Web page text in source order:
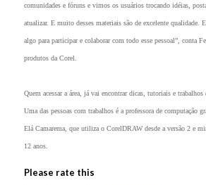
comunidades e fóruns e vimos os usuários trocando idéias,
atualizar. E muito desses materiais são de excelente qualidade.
algo para participar e colaborar com todo esse pessoal”, conta
produtos da Corel.
Quem acessar a área, já vai encontrar dicas, tutoriais e
Uma das pessoas com trabalhos é a professora de computação
Elá Camarema, que utiliza o CorelDRAW desde a versão 2 e
12 anos.
Please rate this